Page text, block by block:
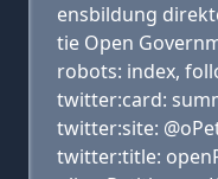
ensbildung
tie Open
robots: index,
twitter:card:
twitter:site:
twitter:title: